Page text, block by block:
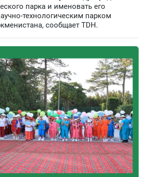
парка и именовать его
технологическим парком
сообщает TDH.